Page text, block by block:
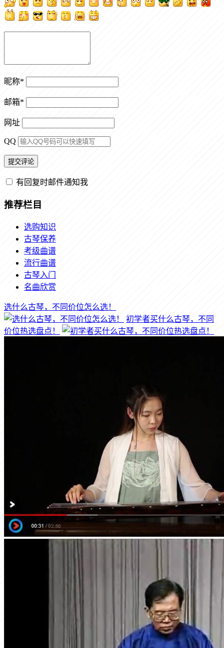
昵称*
邮箱*
网址
QQ
有回复时邮件通知我
推荐栏目
选购知识
古琴保养
考级曲谱
流行曲谱
古琴入门
名曲欣赏
选什么古琴，不同价位怎么选！
初学者买什么古琴，不同
价位热选盘点！